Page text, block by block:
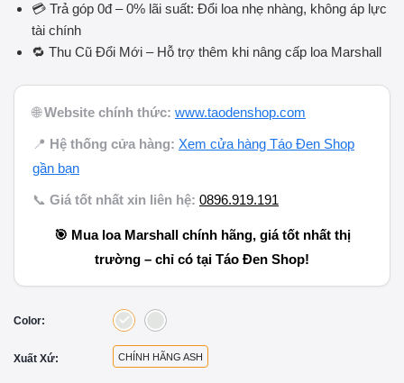
💳 Trả góp 0đ – 0% lãi suất: Đổi loa nhẹ nhàng, không áp lực
tài chính
🔁 Thu Cũ Đổi Mới – Hỗ trợ thêm khi nâng cấp loa Marshall
🌐Website chính thức: www.taodenshop.com
📍 Hệ thống cửa hàng: Xem cửa hàng Táo Đen Shop
gần bạn
📞 Giá tốt nhất xin liên hệ: 0896.919.191
🎯 Mua loa Marshall chính hãng, giá tốt nhất thị
trường – chỉ có tại Táo Đen Shop!
Color:
Xuất Xứ: CHÍNH HÃNG ASH